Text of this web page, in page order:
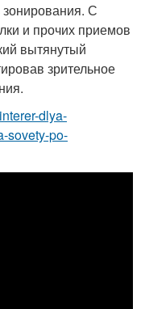
С
и прочих приемов
вытянутый
зрительное
dlya-
sovety-po-